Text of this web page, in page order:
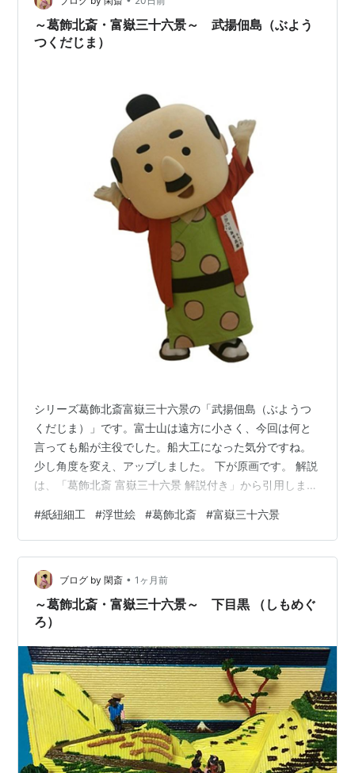
～葛飾北斎・富嶽三十六景～ 武揚佃島（ぶよう
つくだじま）
シリーズ葛飾北斎富嶽三十六景の「武揚佃島（ぶようつ
くだじま）」です。富士山は遠方に小さく、今回は何と
言っても船が主役でした。船大工になった気分ですね。
少し角度を変え、アップしました。 下が原画です。 解説
は、「葛飾北斎 富嶽三十六景 解説付き」から引用しまし
島、左の森のようなところは人足寄場のある石川島で
す。隅田川の河口付近から眺めたものです。穏やかな海
に、にあちらこちらに向いた舟が散らばっています。人
を乗せたり、荷物を運んだり、釣りをしたりしていま
す。江戸の入り口で多種類の舟が行きかうにぎやかさを
描き出しています。一方、空は静謐な印象です。…
#紙紐細工 #浮世絵 #葛飾北斎 #富嶽三十六景
ブログ by 閑斎 • 1ヶ月前
～葛飾北斎・富嶽三十六景～ 下目黒 （しもめぐ
ろ）